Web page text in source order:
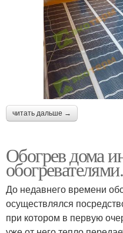
читать дальше →
Обогрев дома
До недавнего времени
осуществлялся
при котором в первую